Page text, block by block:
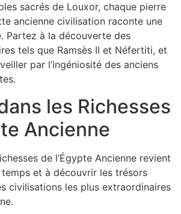
sacrés de Louxor, chaque pierre
ancienne civilisation raconte une
Partez à la découverte des
tels que Ramsès II et Néfertiti, et
par l’ingéniosité des anciens
les Richesses
Ancienne
de l’Égypte Ancienne revient
et à découvrir les trésors
civilisations les plus extraordinaires